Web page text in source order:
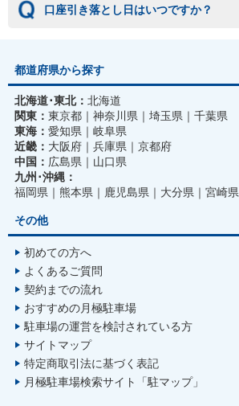
口座引き落とし日はいつですか？
都道府県から探す
北海道･東北： 北海道
関東： 東京都 神奈川県 埼玉県
千葉県
東海： 愛知県
岐阜県
近畿： 大阪府 兵庫県
京都府
中国： 広島県
山口県
九州･沖縄：
福岡県
熊本県 鹿児島県 大分県 宮崎県
その他
初めての方へ
よくあるご質問
契約までの流れ
おすすめの月極駐車場
駐車場の運営を検討されている方
サイトマップ
特定商取引法に基づく表記
月極駐車場検索サイト「駐マップ」